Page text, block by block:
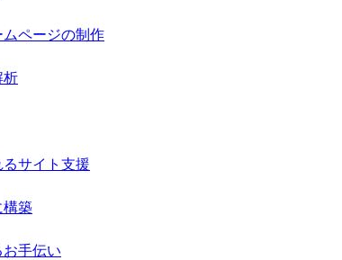
ページの制作
析
サイト支援
構築
手伝い